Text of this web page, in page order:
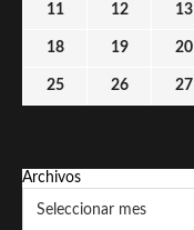
11 12 13
18 19 20
25 26 27
Archivos